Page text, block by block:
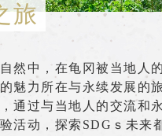
野游览小火车
受方式
旅
然中，在龟冈被当地人
魅力所在与永续发展的旅
通过与当地人的交流和
活动，探索SDGｓ未来